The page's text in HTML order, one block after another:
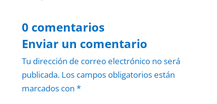
0 comentarios
Enviar un comentario
Tu dirección de correo electrónico no será
publicada. Los campos obligatorios están
marcados con *